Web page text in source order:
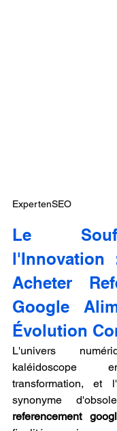
ExpertenSEO
Le
l'Innovation
Acheter
Google
Évolution
L'univers
kaléidoscope
transformation, et
synonyme
referencement